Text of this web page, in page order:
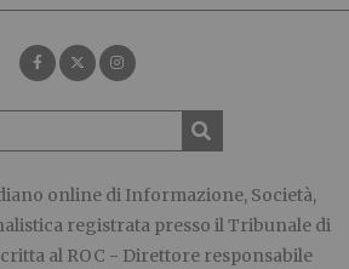
online di Informazione, Società,
registrata presso il Tribunale di
al ROC - Direttore responsabile